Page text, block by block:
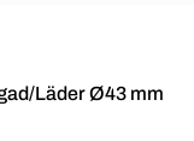
Läder Ø43 mm